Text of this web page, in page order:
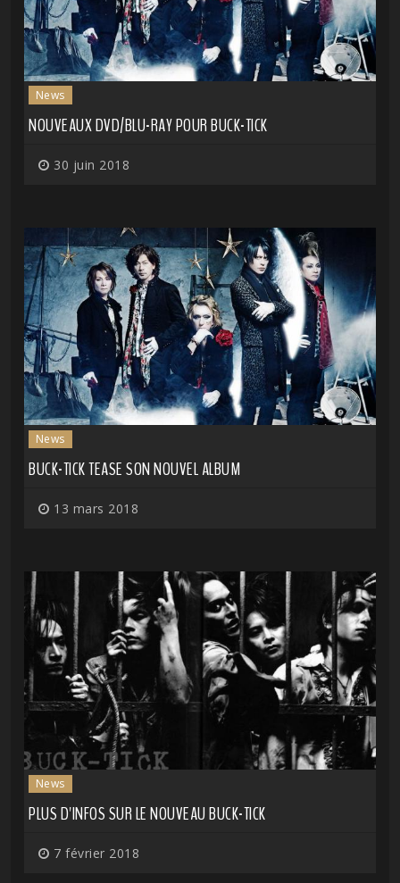
News
NOUVEAUX DVD/BLU-RAY POUR BUCK-TICK
30 juin 2018
News
BUCK-TICK TEASE SON NOUVEL ALBUM
13 mars 2018
News
PLUS D'INFOS SUR LE NOUVEAU BUCK-TICK
7 février 2018